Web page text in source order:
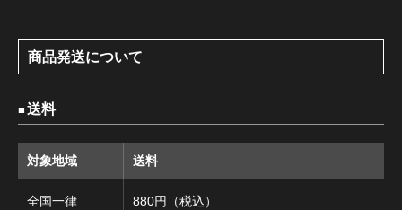
商品発送について
送料
対象地域 送料
全国一律 880円（税込）